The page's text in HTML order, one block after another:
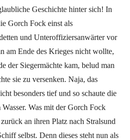
Geschichte hinter sich! In
Gorch Fock einst als
und Unteroffiziersanwärter vor
am Ende des Krieges nicht wollte,
der Siegermächte kam, belud man
sie zu versenken. Naja, das
besonders tief und so schaute die
Wasser. Was mit der Gorch Fock
an ihren Platz nach Stralsund
selbst. Denn dieses steht nun als